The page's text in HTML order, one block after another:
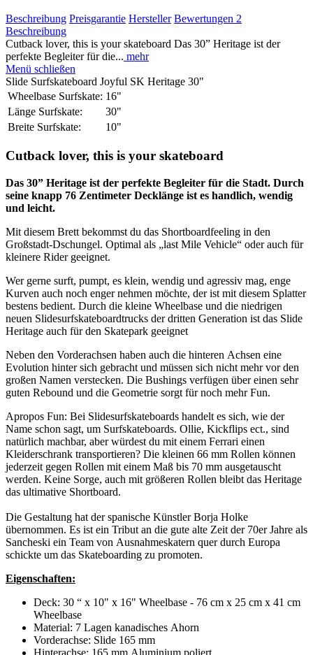
Beschreibung Preisgarantie Hersteller Bewertungen 2
Beschreibung
Cutback lover, this is your skateboard Das 30” Heritage ist der
perfekte Begleiter für die... mehr
Menü schließen
Slide Surfskateboard Joyful SK Heritage 30"
Wheelbase Surfskate: 16"
Länge Surfskate:
30"
Breite Surfskate:
10"
Cutback lover, this is your skateboard
Das 30” Heritage ist der perfekte Begleiter für die Stadt. Durch
seine knapp 76 Zentimeter Decklänge ist es handlich, wendig
und leicht.
Mit diesem Brett bekommst du das Shortboardfeeling in den
Großstadt-Dschungel. Optimal als „last Mile Vehicle“ oder auch für
kleinere Rider geeignet.
Wer gerne surft, pumpt, es klein, wendig und agressiv mag, enge
Kurven auch noch enger nehmen möchte, der ist mit diesem Splatter
bestens bedient. Durch die kleine Wheelbase und die niedrigen
neuen Slidesurfskateboardtrucks der dritten Generation ist das Slide
Heritage auch für den Skatepark geeignet
Neben den Vorderachsen haben auch die hinteren Achsen eine
Evolution hinter sich gebracht und müssen sich nicht mehr vor den
großen Namen verstecken. Die Bushings verfügen über einen sehr
guten Rebound und die Geometrie sorgt für noch mehr Fun.
Apropos Fun: Bei Slidesurfskateboards handelt es sich, wie der
Name schon sagt, um Surfskateboards. Ollie, Kickflips ect., sind
natürlich machbar, aber würdest du mit einem Ferrari einen
Kleiderschrank transportieren? Die kleinen 66 mm Rollen können
jederzeit gegen Rollen mit einem Maß bis 70 mm ausgetauscht
werden. Keine Sorge, auch mit größeren Rollen bleibt das Heritage
das ultimative Shortboard.
Die Gestaltung hat der spanische Künstler Borja Holke
übernommen. Es ist ein Tribut an die gute alte Zeit der 70er Jahre als
Sancheski ein Team von Ausnahmeskatern quer durch Europa
schickte um das Skateboarding zu promoten.
Eigenschaften:
Deck: 30 “ x 10" x 16" Wheelbase - 76 cm x 25 cm x 41 cm
Wheelbase
Material: 7 Lagen kanadisches Ahorn
Vorderachse: Slide 165 mm
Hinterachse: 165 mm Aluminium poliert